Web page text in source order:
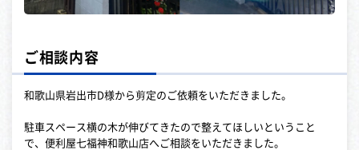
ご相談内容
和歌山県岩出市D様から剪定のご依頼をいただきました。
駐車スペース横の木が伸びてきたので整えてほしいということ
で、便利屋七福神和歌山店へご相談をいただきました。